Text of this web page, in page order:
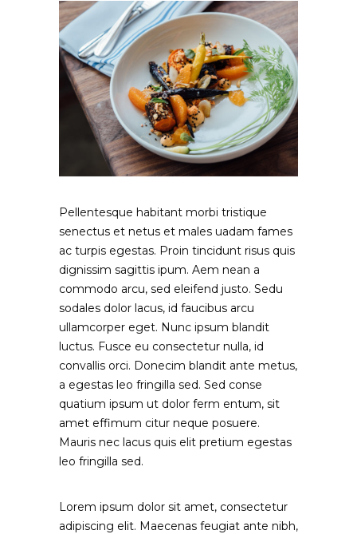
Pellentesque habitant morbi tristique
senectus et netus et males uadam fames
ac turpis egestas. Proin tincidunt risus quis
dignissim sagittis ipum. Aem nean a
commodo arcu, sed eleifend justo. Sedu
sodales dolor lacus, id faucibus arcu
ullamcorper eget. Nunc ipsum blandit
luctus. Fusce eu consectetur nulla, id
convallis orci. Donecim blandit ante metus,
a egestas leo fringilla sed. Sed conse
quatium ipsum ut dolor ferm entum, sit
amet effimum citur neque posuere.
Mauris nec lacus quis elit pretium egestas
leo fringilla sed.
Lorem ipsum dolor sit amet, consectetur
adipiscing elit. Maecenas feugiat ante nibh,